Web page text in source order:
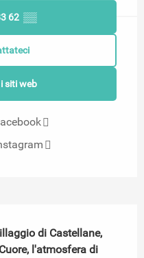
62 ▒▒
siti web
di Castellane,
l'atmosfera di